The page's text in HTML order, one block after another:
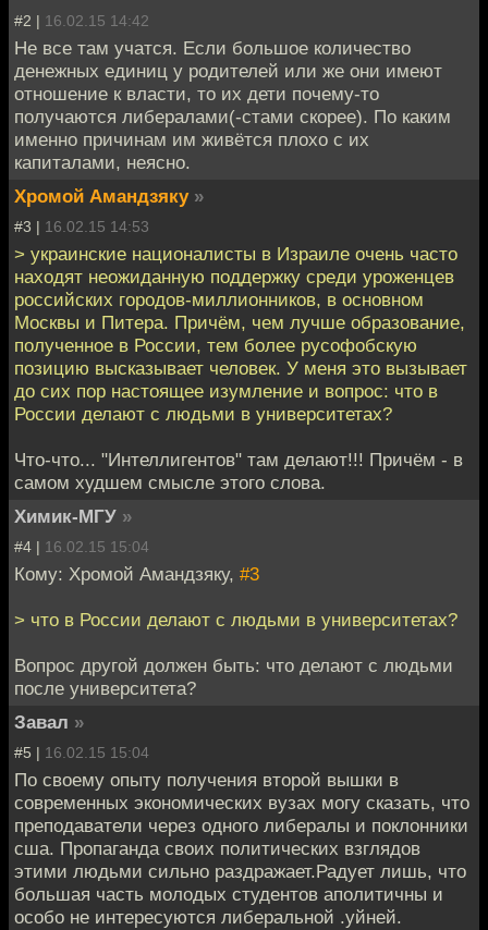
#2 | 16.02.15 14:42
Не все там учатся. Если большое количество
денежных единиц у родителей или же они имеют
отношение к власти, то их дети почему-то
получаются либералами(-стами скорее). По каким
именно причинам им живётся плохо с их
капиталами, неясно.
Хромой Амандзяку »
#3 | 16.02.15 14:53
> украинские националисты в Израиле очень часто
находят неожиданную поддержку среди уроженцев
российских городов-миллионников, в основном
Москвы и Питера. Причём, чем лучше образование,
полученное в России, тем более русофобскую
позицию высказывает человек. У меня это вызывает
до сих пор настоящее изумление и вопрос: что в
России делают с людьми в университетах?
Что-что... "Интеллигентов" там делают!!! Причём - в
самом худшем смысле этого слова.
Химик-МГУ »
#4 | 16.02.15 15:04
Кому: Хромой Амандзяку, #3
> что в России делают с людьми в университетах?
Вопрос другой должен быть: что делают с людьми
после университета?
Завал »
#5 | 16.02.15 15:04
По своему опыту получения второй вышки в
современных экономических вузах могу сказать, что
преподаватели через одного либералы и поклонники
сша. Пропаганда своих политических взглядов
этими людьми сильно раздражает.Радует лишь, что
большая часть молодых студентов аполитичны и
особо не интересуются либеральной .уйней.